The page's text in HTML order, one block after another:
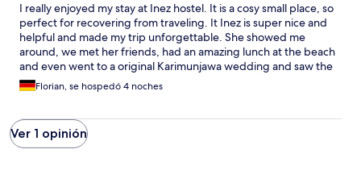
I really enjoyed my stay at Inez hostel. It is a cosy small place, so
perfect for recovering from traveling. It Inez is super nice and
helpful and made my trip unforgettable. She showed me
around, we met her friends, had an amazing lunch at the beach
and even went to a original Karimunjawa wedding and saw the
sunset on a small fisherman's hut out in the ocean! Thanks for all!
See you again :)
Florian, se hospedó 4 noches
Ver 1 opinión